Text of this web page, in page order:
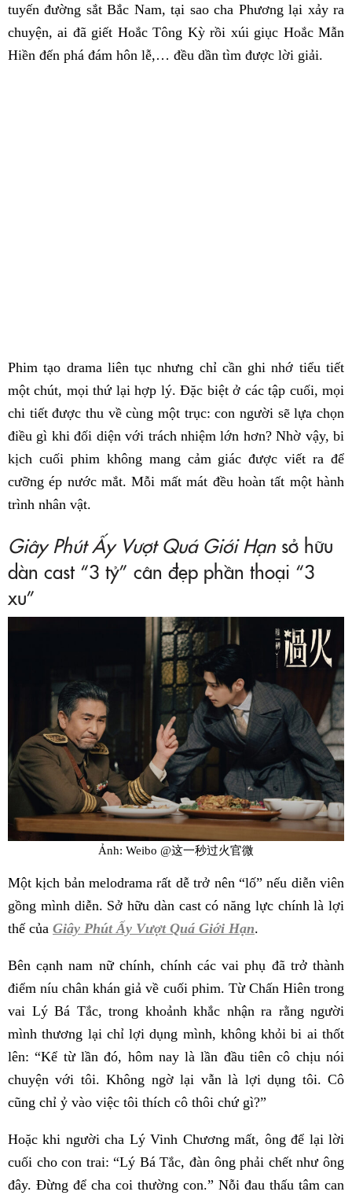
tuyến đường sắt Bắc Nam, tại sao cha Phương lại xảy ra
chuyện, ai đã giết Hoắc Tông Kỳ rồi xúi giục Hoắc Mẫn
Hiền đến phá đám hôn lễ,… đều dần tìm được lời giải.
Phim tạo drama liên tục nhưng chỉ cần ghi nhớ tiểu tiết
một chút, mọi thứ lại hợp lý. Đặc biệt ở các tập cuối, mọi
chi tiết được thu về cùng một trục: con người sẽ lựa chọn
điều gì khi đối diện với trách nhiệm lớn hơn? Nhờ vậy, bi
kịch cuối phim không mang cảm giác được viết ra để
cưỡng ép nước mắt. Mỗi mất mát đều hoàn tất một hành
trình nhân vật.
Giây Phút Ấy Vượt Quá Giới Hạn sở hữu
dàn cast “3 tỷ” cân đẹp phần thoại “3
xu”
Ảnh: Weibo @这一秒过火官微
Một kịch bản melodrama rất dễ trở nên “lố” nếu diễn viên
gồng mình diễn. Sở hữu dàn cast có năng lực chính là lợi
thế của Giây Phút Ấy Vượt Quá Giới Hạn.
Bên cạnh nam nữ chính, chính các vai phụ đã trở thành
điểm níu chân khán giả về cuối phim. Từ Chấn Hiên trong
vai Lý Bá Tắc, trong khoảnh khắc nhận ra rằng người
mình thương lại chỉ lợi dụng mình, không khỏi bi ai thốt
lên: “Kể từ lần đó, hôm nay là lần đầu tiên cô chịu nói
chuyện với tôi. Không ngờ lại vẫn là lợi dụng tôi. Cô
cũng chỉ ỷ vào việc tôi thích cô thôi chứ gì?”
Hoặc khi người cha Lý Vinh Chương mất, ông để lại lời
cuối cho con trai: “Lý Bá Tắc, đàn ông phải chết như ông
đây. Đừng để cha coi thường con.” Nỗi đau thấu tâm can